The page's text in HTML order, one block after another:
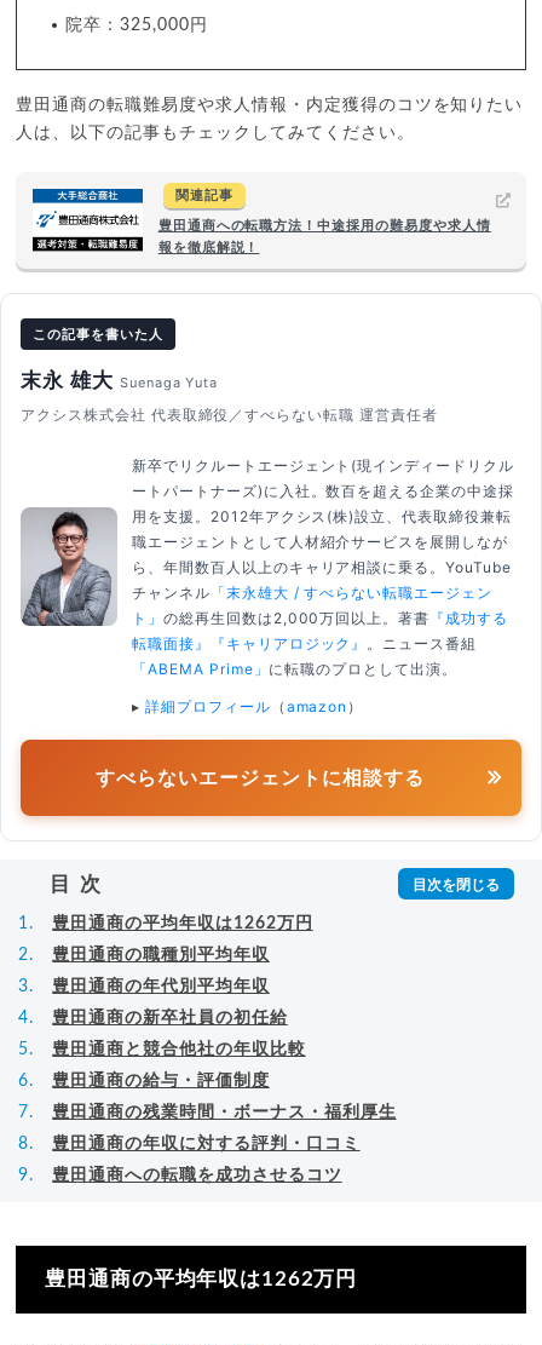
院卒：325,000円
豊田通商の転職難易度や求人情報・内定獲得のコツを知りたい
人は、以下の記事もチェックしてみてください。
関連記事
豊田通商への転職方法！中途採用の難易度や求人情
報を徹底解説！
この記事を書いた人
末永 雄大 Suenaga Yuta
アクシス株式会社 代表取締役／すべらない転職 運営責任者
新卒でリクルートエージェント(現インディードリクル
ートパートナーズ)に入社。数百を超える企業の中途採
用を支援。2012年アクシス(株)設立、代表取締役兼転
職エージェントとして人材紹介サービスを展開しなが
ら、年間数百人以上のキャリア相談に乗る。YouTube
チャンネル 「末永雄大 / すべらない転職エージェン
ト」 の総再生回数は2,000万回以上。著書 『成功する
転職面接』
『キャリアロジック』
。ニュース番組
「ABEMA Prime」 に転職のプロとして出演。
▸ 詳細プロフィール （ amazon ）
すべらないエージェントに相談する
目次
豊田通商の平均年収は1262万円
豊田通商の職種別平均年収
豊田通商の年代別平均年収
豊田通商の新卒社員の初任給
豊田通商と競合他社の年収比較
豊田通商の給与・評価制度
豊田通商の残業時間・ボーナス・福利厚生
豊田通商の年収に対する評判・口コミ
豊田通商への転職を成功させるコツ
豊田通商の平均年収は1262万円